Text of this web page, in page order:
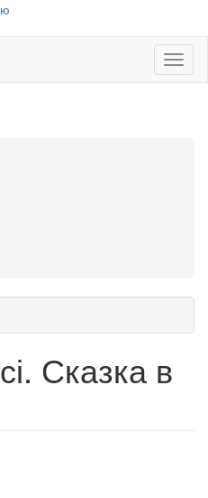
Сказка в